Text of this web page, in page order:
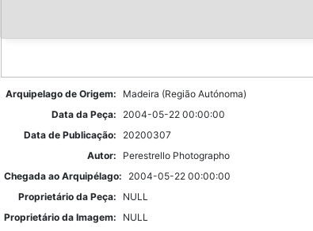
Arquipelago de Origem:
Madeira (Região Autónoma)
Data da Peça:
2004-05-22 00:00:00
Data de Publicação:
20200307
Autor:
Perestrello Photographo
Chegada ao Arquipélago:
2004-05-22 00:00:00
Proprietário da Peça:
NULL
Proprietário da Imagem:
NULL